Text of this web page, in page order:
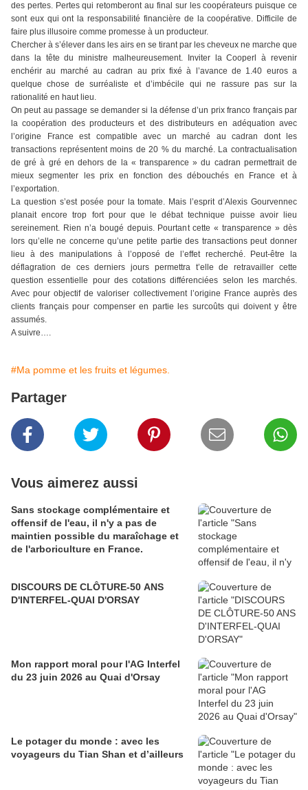
des pertes. Pertes qui retomberont au final sur les coopérateurs puisque ce
sont eux qui ont la responsabilité financière de la coopérative. Difficile de
faire plus illusoire comme promesse à un producteur.
Chercher à s’élever dans les airs en se tirant par les cheveux ne marche que
dans la tête du ministre malheureusement. Inviter la Cooperl à revenir
enchérir au marché au cadran au prix fixé à l’avance de 1.40 euros a
quelque chose de surréaliste et d’imbécile qui ne rassure pas sur la
rationalité en haut lieu.
On peut au passage se demander si la défense d’un prix franco français par
la coopération des producteurs et des distributeurs en adéquation avec
l’origine France est compatible avec un marché au cadran dont les
transactions représentent moins de 20 % du marché. La contractualisation
de gré à gré en dehors de la « transparence » du cadran permettrait de
mieux segmenter les prix en fonction des débouchés en France et à
l’exportation.
La question s’est posée pour la tomate. Mais l’esprit d’Alexis Gourvennec
planait encore trop fort pour que le débat technique puisse avoir lieu
sereinement. Rien n’a bougé depuis. Pourtant cette « transparence » dès
lors qu’elle ne concerne qu’une petite partie des transactions peut donner
lieu à des manipulations à l’opposé de l’effet recherché. Peut-être la
déflagration de ces derniers jours permettra t’elle de retravailler cette
question essentielle pour des cotations différenciées selon les marchés.
Avec pour objectif de valoriser collectivement l’origine France auprès des
clients français pour compenser en partie les surcoûts qui doivent y être
assumés.
A suivre….
#Ma pomme et les fruits et légumes.
Partager
Vous aimerez aussi
Sans stockage complémentaire et
offensif de l'eau, il n'y a pas de
maintien possible du maraîchage et
de l'arboriculture en France.
DISCOURS DE CLÔTURE-50 ANS
D'INTERFEL-QUAI D'ORSAY
Mon rapport moral pour l'AG Interfel
du 23 juin 2026 au Quai d'Orsay
Le potager du monde : avec les
voyageurs du Tian Shan et d’ailleurs